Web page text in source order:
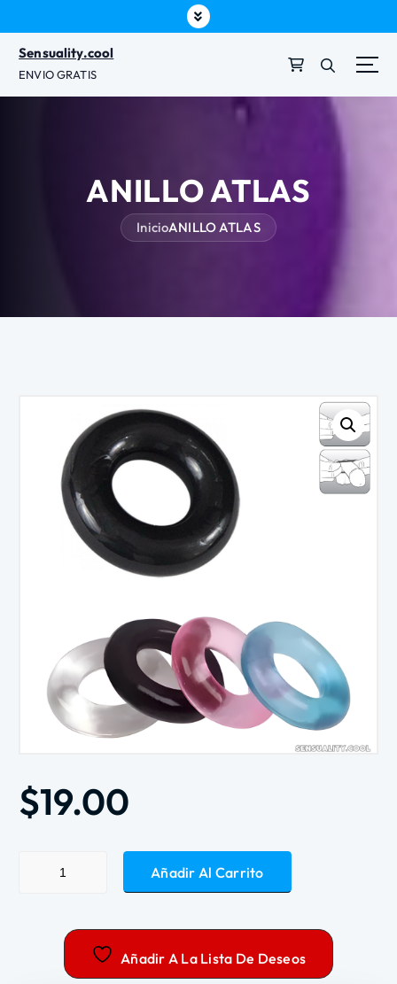
d
Sensuality.cool
ENVIO GRATIS
ANILLO ATLAS
InicioANILLO ATLAS
$19.00
Añadir Al Carrito
Añadir A La Lista De Deseos